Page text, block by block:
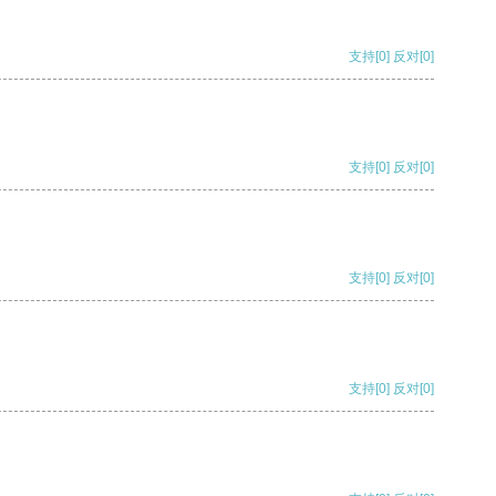
支持[0] 反对[0]
支持[0] 反对[0]
支持[0] 反对[0]
支持[0] 反对[0]